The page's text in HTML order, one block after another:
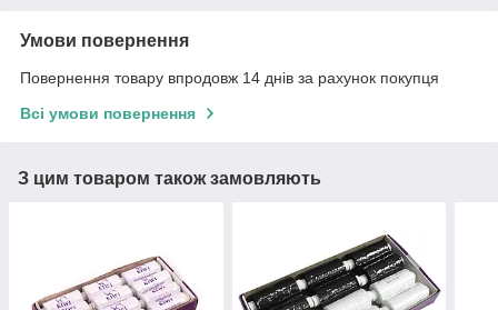
Умови повернення
Повернення товару впродовж 14 днів за рахунок покупця
Всі умови повернення
З цим товаром також замовляють